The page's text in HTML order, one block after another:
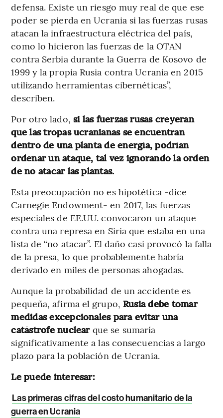
defensa. Existe un riesgo muy real de que ese
poder se pierda en Ucrania si las fuerzas rusas
atacan la infraestructura eléctrica del país,
como lo hicieron las fuerzas de la OTAN
contra Serbia durante la Guerra de Kosovo de
1999 y la propia Rusia contra Ucrania en 2015
utilizando herramientas cibernéticas”,
describen.
Por otro lado, si las fuerzas rusas creyeran
que las tropas ucranianas se encuentran
dentro de una planta de energía, podrían
ordenar un ataque, tal vez ignorando la orden
de no atacar las plantas.
Esta preocupación no es hipotética -dice
Carnegie Endowment- en 2017, las fuerzas
especiales de EE.UU. convocaron un ataque
contra una represa en Siria que estaba en una
lista de “no atacar”. El daño casi provocó la falla
de la presa, lo que probablemente habría
derivado en miles de personas ahogadas.
Aunque la probabilidad de un accidente es
pequeña, afirma el grupo, Rusia debe tomar
medidas excepcionales para evitar una
catástrofe nuclearque se sumaría
significativamente a las consecuencias a largo
plazo para la población de Ucrania.
Le puede interesar:
Las primeras cifras del costo humanitario de la
guerra en Ucrania